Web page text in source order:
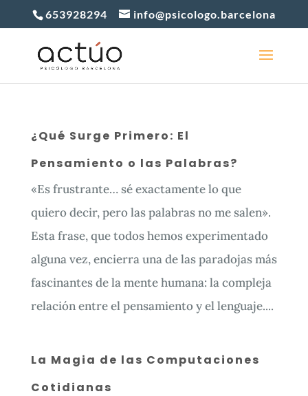
653928294 info@psicologo.barcelona
¿Qué Surge Primero: El
Pensamiento o las Palabras?
«Es frustrante… sé exactamente lo que
quiero decir, pero las palabras no me salen».
Esta frase, que todos hemos experimentado
alguna vez, encierra una de las paradojas más
fascinantes de la mente humana: la compleja
relación entre el pensamiento y el lenguaje....
La Magia de las Computaciones
Cotidianas